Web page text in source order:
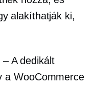
alakíthatják ki,
– A dedikált
a WooCommerce